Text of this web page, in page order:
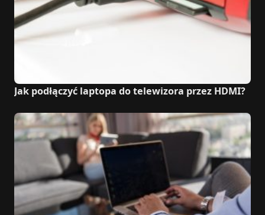
Jak podłączyć laptopa do telewizora przez HDMI?